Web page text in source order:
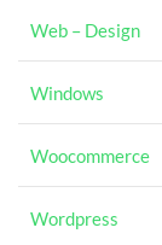
Web – Design
Windows
Woocommerce
Wordpress